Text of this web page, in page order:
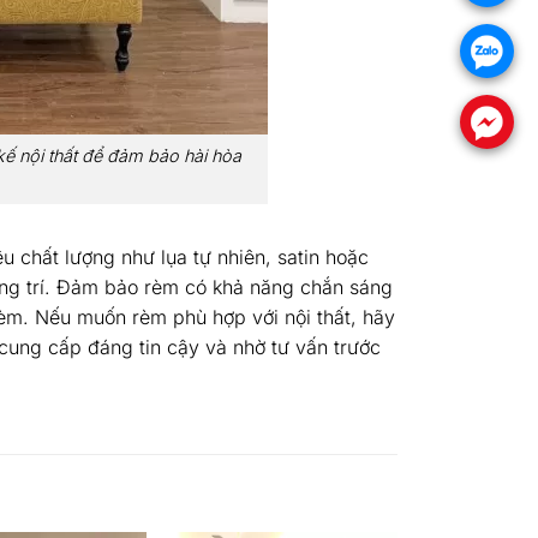
nội thất để đảm bảo hài hòa
chất lượng như lụa tự nhiên, satin hoặc
trí. Đảm bảo rèm có khả năng chắn sáng
Nếu muốn rèm phù hợp với nội thất, hãy
cấp đáng tin cậy và nhờ tư vấn trước
.
.